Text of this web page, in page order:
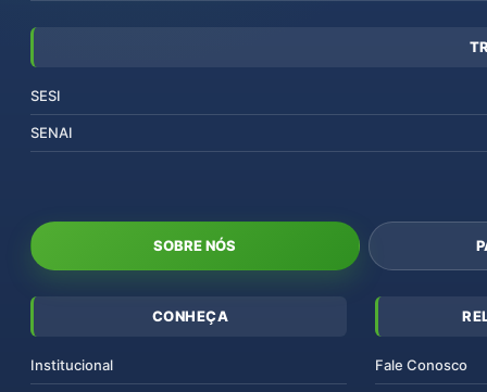
SESI
SENAI
SOBRE NÓS
CONHEÇA
Institucional Fale Conosco